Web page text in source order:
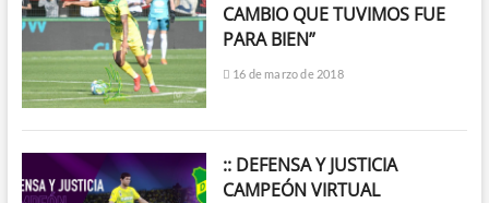
CAMBIO QUE TUVIMOS FUE
PARA BIEN”
16 de marzo de 2018
:: DEFENSA Y JUSTICIA
CAMPEÓN VIRTUAL